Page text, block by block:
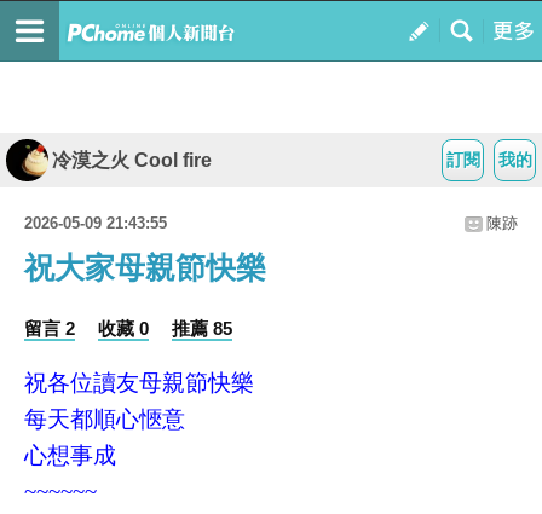
我的
訂閱
冷漠之火 Cool fire
2026-05-09 21:43:55 陳跡
祝大家母親節快樂
留言 2 收藏 0 推薦 85
祝各位讀友母親節快樂
每天都順心愜意
心想事成
~~~~~~